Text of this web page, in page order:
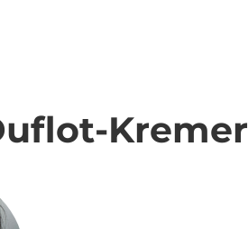
Kremer